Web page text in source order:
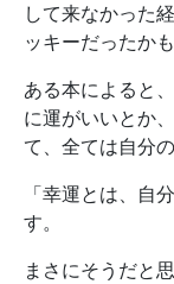
して来なかった
ッキーだったか
ある本によると
に運がいいとか
て、全ては自分
「幸運とは、自
す。
まさにそうだと思